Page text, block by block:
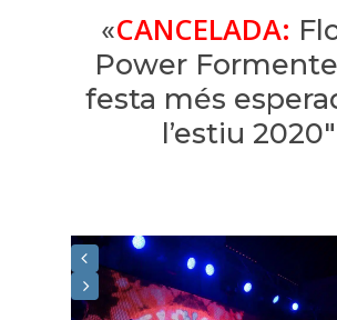
«CANCELADA:
Power
festa més
l’estiu 2020″